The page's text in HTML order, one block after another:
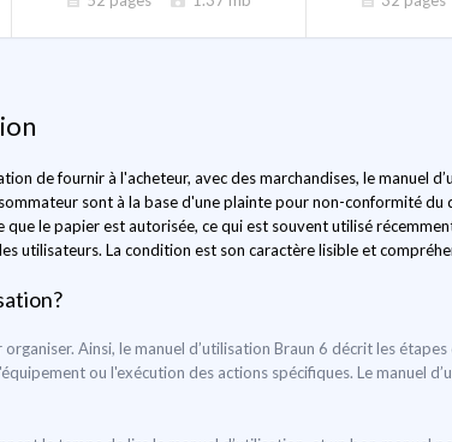
de fournir à l'acheteur, avec des marchandises, le manuel
sont à la base d'une plainte pour non-conformité du
que le papier est autorisée, ce qui est souvent utilisé
utilisateurs. La condition est son caractère lisible et
Ainsi, le manuel d’utilisation Braun 6 décrit les
ou l'exécution des actions spécifiques. Le manuel